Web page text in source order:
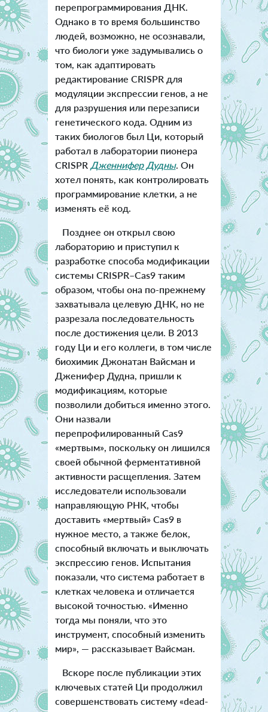
перепрограммирования ДНК.
Однако в то время большинство
людей, возможно, не осознавали,
что биологи уже задумывались о
том, как адаптировать
редактирование CRISPR для
модуляции экспрессии генов, а не
для разрушения или перезаписи
генетического кода. Одним из
таких биологов был Ци, который
работал в лаборатории пионера
CRISPR Дженнифер Дудны. Он
хотел понять, как контролировать
программирование клетки, а не
изменять её код.
Позднее он открыл свою
лабораторию и приступил к
разработке способа модификации
системы CRISPR–Cas9 таким
образом, чтобы она по-прежнему
захватывала целевую ДНК, но не
разрезала последовательность
после достижения цели. В 2013
году Ци и его коллеги, в том числе
биохимик Джонатан Вайсман и
Дженифер Дудна, пришли к
модификациям, которые
позволили добиться именно этого.
Они назвали
перепрофилированный Cas9
«мертвым», поскольку он лишился
своей обычной ферментативной
активности расщепления. Затем
исследователи использовали
направляющую РНК, чтобы
доставить «мертвый» Cas9 в
нужное место, а также белок,
способный включать и выключать
экспрессию генов. Испытания
показали, что система работает в
клетках человека и отличается
высокой точностью. «Именно
тогда мы поняли, что это
инструмент, способный изменить
мир», — рассказывает Вайсман.
Вскоре после публикации этих
ключевых статей Ци продолжил
совершенствовать систему «dead-